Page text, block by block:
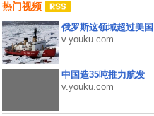
热门视频
俄罗斯这领域超过美国
v.youku.com
中国造35吨推力航发
v.youku.com